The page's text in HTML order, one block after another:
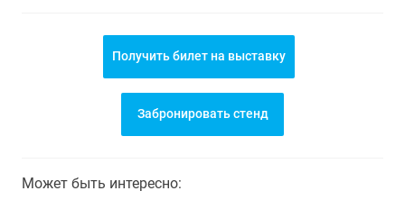
Получить билет на выставку
Забронировать стенд
Может быть интересно: